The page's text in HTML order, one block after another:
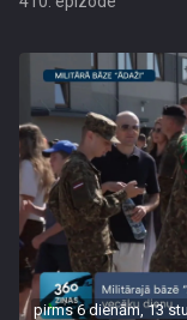
pirms 6 dienām, 13